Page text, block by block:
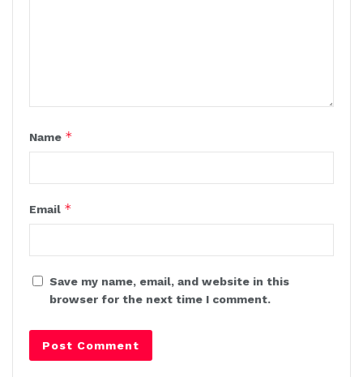
Name *
Email *
Save my name, email, and website in this
browser for the next time I comment.